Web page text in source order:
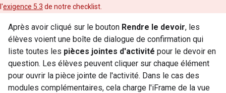
l'exigence 5.3 de notre checklist.
Après avoir cliqué sur le bouton Rendre le devoir, les
élèves voient une boîte de dialogue de confirmation qui
liste toutes les pièces jointes d'activité pour le devoir en
question. Les élèves peuvent cliquer sur chaque élément
pour ouvrir la pièce jointe de l'activité. Dans le cas des
modules complémentaires, cela charge l'iFrame de la vue